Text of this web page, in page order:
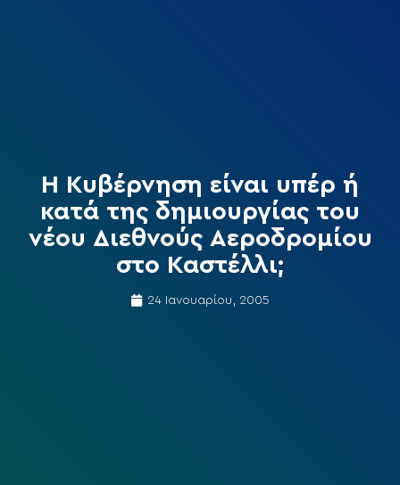
Η Κυβέρνηση είναι υπέρ ή
κατά της δημιουργίας του
νέου Διεθνούς Αεροδρομίου
στο Καστέλλι;
24 Ιανουαρίου, 2005